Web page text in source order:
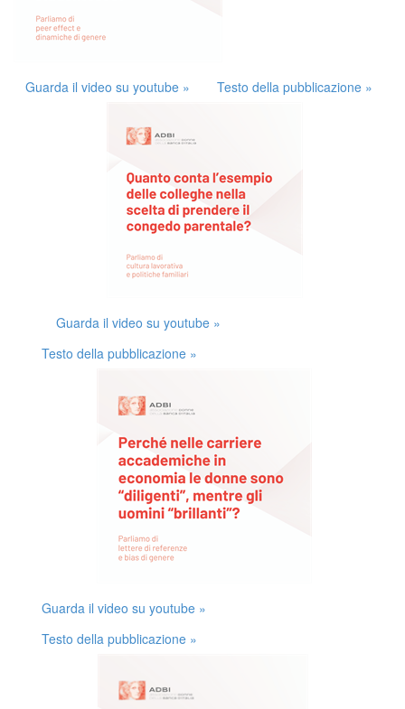
Guarda il video su youtube » Testo della pubblicazione »
Guarda il video su youtube »
Testo della pubblicazione »
Guarda il video su youtube »
Testo della pubblicazione »